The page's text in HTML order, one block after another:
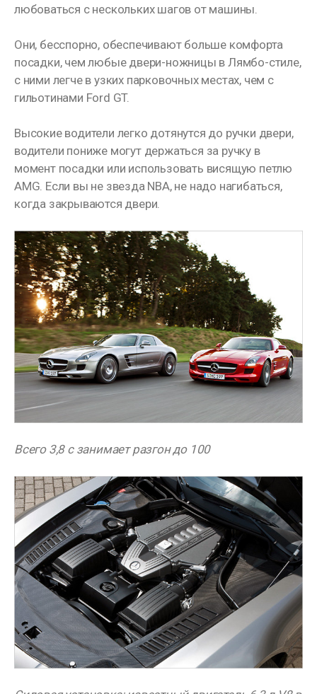
любоваться с нескольких шагов от машины.
Они, бесспорно, обеспечивают больше комфорта
посадки, чем любые двери-ножницы в Лямбо-стиле,
с ними легче в узких парковочных местах, чем с
гильотинами Ford GT.
Высокие водители легко дотянутся до ручки двери,
водители пониже могут держаться за ручку в
момент посадки или использовать висящую петлю
AMG. Если вы не звезда NBA, не надо нагибаться,
когда закрываются двери.
Всего 3,8 с занимает разгон до 100